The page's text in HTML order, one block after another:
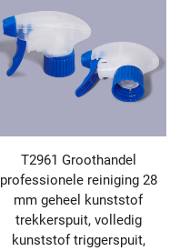
T2961 Groothandel
professionele reiniging 28
mm geheel kunststof
trekkerspuit, volledig
kunststof triggerspuit,